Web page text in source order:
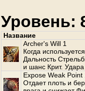
Уровень:
Название
Archer's Will 1
Когда
Дальность
и шанс Крит. Удара
Expose Weak Point
Отдает плоть и